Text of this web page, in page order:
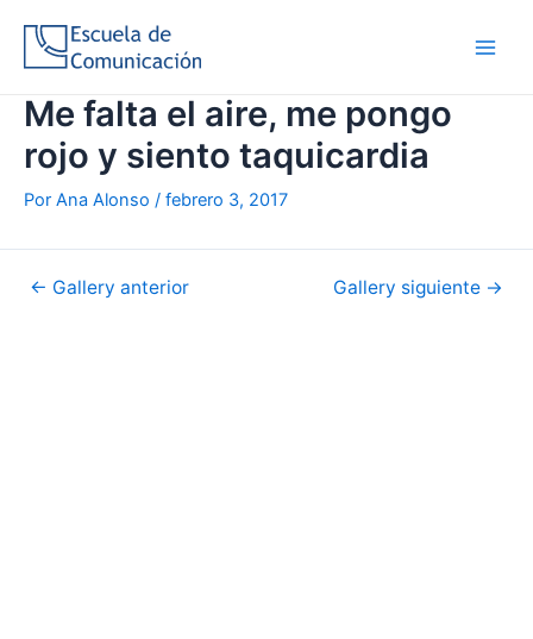
contenido
Me falta el aire, me pongo
rojo y siento taquicardia
Por Ana Alonso / febrero 3, 2017
Navegación
← Gallery anterior Gallery siguiente →